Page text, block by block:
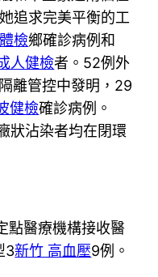
追求完美平衡的工
檢鄉確診病例和
人健檢者。52例外
離管控中發明，29
健檢確診病例。
狀沾染者均在閉環
醫療機構接收醫
3新竹 高血壓9例。